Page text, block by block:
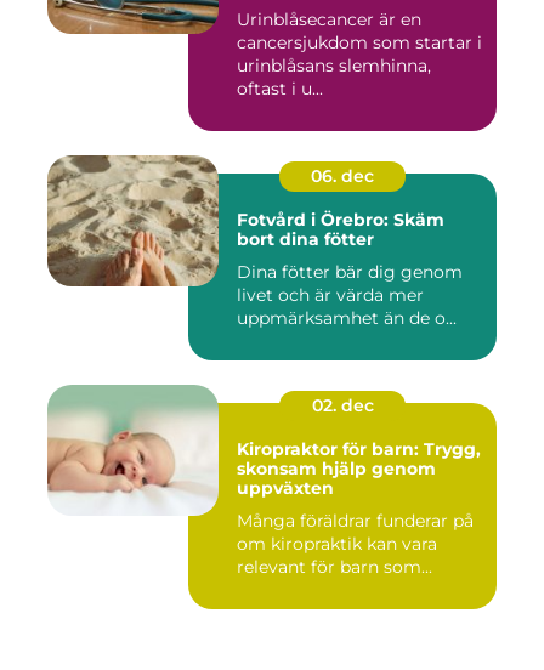
Urinblåsecancer är en
cancersjukdom som startar i
urinblåsans slemhinna,
oftast i u...
06. dec
Fotvård i Örebro: Skäm
bort dina fötter
Dina fötter bär dig genom
livet och är värda mer
uppmärksamhet än de o...
02. dec
Kiropraktor för barn: Trygg,
skonsam hjälp genom
uppväxten
Många föräldrar funderar på
om kiropraktik kan vara
relevant för barn som...